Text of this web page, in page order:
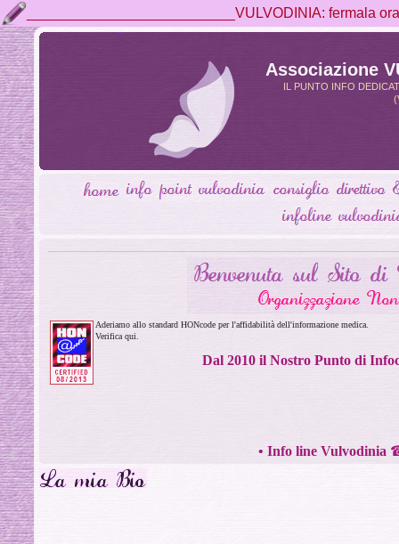
__________________________VULVODINIA: fermala
Associazione
IL PUNTO INFO
Aderiamo allo standard HONcode per l'affidabilità dell'informazione medica.
Verifica qui.
Dal 2010 il Nostro Punto di
• Info line Vulvodinia